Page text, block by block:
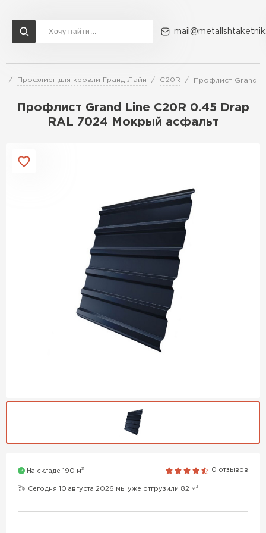
Профлист для кровли Гранд Лайн C20R Профлист Grand
Профлист Grand Line C20R 0.45 Drap
RAL 7024 Мокрый асфальт
На складе 190 м3 0 отзывов
Сегодня 10 августа 2026 мы уже отгрузили 82 м3
Доставка и оплата Акции О компании Контакты
Перейти в каталог